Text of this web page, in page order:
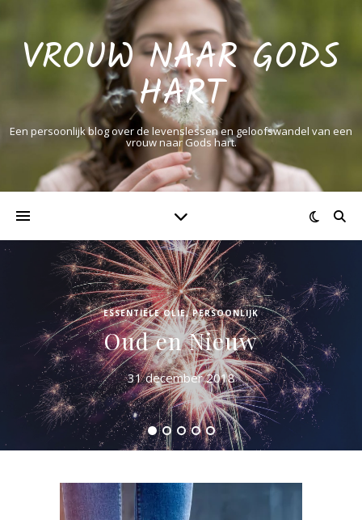
VROUW NAAR GODS
HART
Een persoonlijk blog over de levenslessen en geloofswandel van een
vrouw naar Gods hart.
ESSENTIËLE OLIE,PERSOONLIJK
Oud en Nieuw
31 december 2018